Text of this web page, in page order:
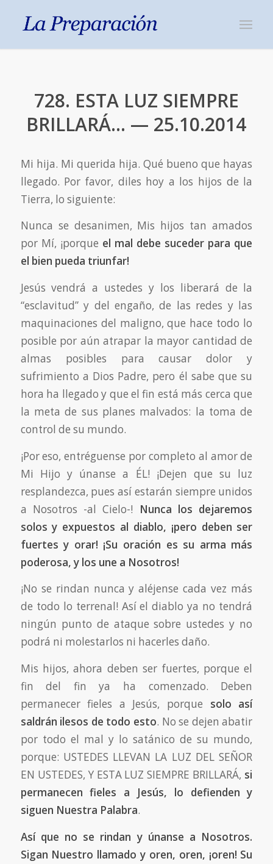
728. ESTA LUZ SIEMPRE
BRILLARÁ… — 25.10.2014
Mi hija. Mi querida hija. Qué bueno que hayas
llegado. Por favor, diles hoy a los hijos de la
Tierra, lo siguiente:
Nunca se desanimen, Mis hijos tan amados
por Mí, ¡porque el mal debe suceder para que
el bien pueda triunfar!
Jesús vendrá a ustedes y los liberará de la
“esclavitud” y del engaño, de las redes y las
maquinaciones del maligno, que hace todo lo
posible por aún atrapar la mayor cantidad de
almas posibles para causar dolor y
sufrimiento a Dios Padre, pero él sabe que su
hora ha llegado y que el fin está más cerca que
la meta de sus planes malvados: la toma de
control de su mundo.
¡Por eso, entréguense por completo al amor de
Mi Hijo y únanse a ÉL! ¡Dejen que su luz
resplandezca, pues así estarán siempre unidos
a Nosotros -al Cielo-! Nunca los dejaremos
solos y expuestos al diablo, ¡pero deben ser
fuertes y orar! ¡Su oración es su arma más
poderosa, y los une a Nosotros!
¡No se rindan nunca y aléjense cada vez más
de todo lo terrenal! Así el diablo ya no tendrá
ningún punto de ataque sobre ustedes y no
podrá ni molestarlos ni hacerles daño.
Mis hijos, ahora deben ser fuertes, porque el
fin del fin ya ha comenzado. Deben
permanecer fieles a Jesús, porque solo así
saldrán ilesos de todo esto. No se dejen abatir
por todo el mal y lo satánico de su mundo,
porque: USTEDES LLEVAN LA LUZ DEL SEÑOR
EN USTEDES, Y ESTA LUZ SIEMPRE BRILLARÁ, si
permanecen fieles a Jesús, lo defienden y
siguen Nuestra Palabra.
Así que no se rindan y únanse a Nosotros.
Sigan Nuestro llamado y oren, oren, ¡oren! Su